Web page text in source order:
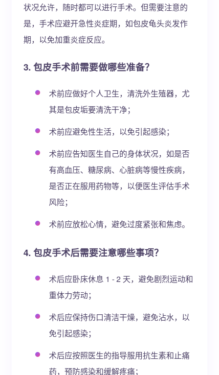
状况允许，随时都可以进行手术。但需要注意的
是，手术应避开急性炎症期，如包皮龟头炎发作
期，以免加重炎症反应。
3. 包皮手术前需要做哪些准备？
术前应做好个人卫生，清洗外生殖器，尤
其是包皮垢要清洗干净；
术前应避免性生活，以免引起感染；
术前应告知医生自己的身体状况，如是否
有高血压、糖尿病、心脏病等慢性疾病，
是否正在服用药物等，以便医生评估手术
风险；
术前应放松心情，避免过度紧张和焦虑。
4. 包皮手术后需要注意哪些事项？
术后应卧床休息 1 - 2 天，避免剧烈运动和
重体力劳动；
术后应保持伤口清洁干燥，避免沾水，以
免引起感染；
术后应按照医生的指导服用抗生素和止痛
药，预防感染和缓解疼痛；